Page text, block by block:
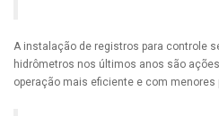
A instalação de registros para controle
hidrômetros nos últimos anos são
operação mais eficiente e com menores